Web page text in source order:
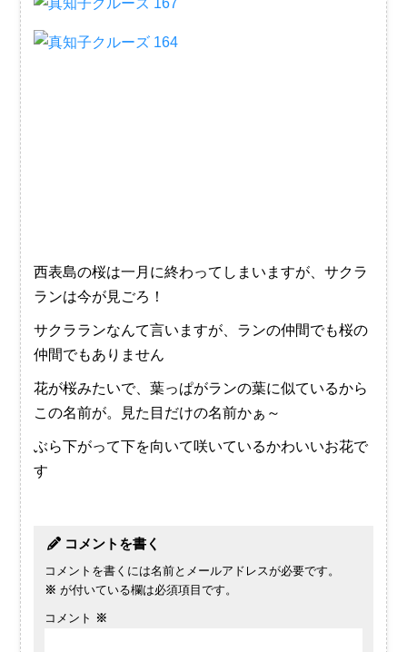
西表島の桜は一月に終わってしまいますが、サクラ
ランは今が見ごろ！
サクラランなんて言いますが、ランの仲間でも桜の
仲間でもありません
花が桜みたいで、葉っぱがランの葉に似ているから
この名前が。見た目だけの名前かぁ～
ぶら下がって下を向いて咲いているかわいいお花で
す
コメントを書く
コメントを書くには名前とメールアドレスが必要です。
※ が付いている欄は必須項目です。
コメント ※